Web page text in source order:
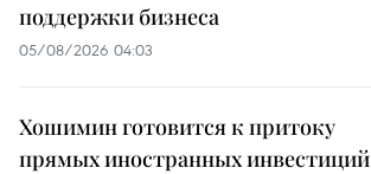
поддержки бизнеса
05/08/2026 04:03
Хошимин готовится к притоку
прямых иностранных инвестиций